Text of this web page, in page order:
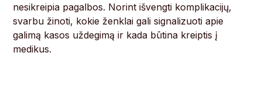
nesikreipia pagalbos. Norint išvengti komplikacijų,
svarbu žinoti, kokie ženklai gali signalizuoti apie
galimą kasos uždegimą ir kada būtina kreiptis į
medikus.